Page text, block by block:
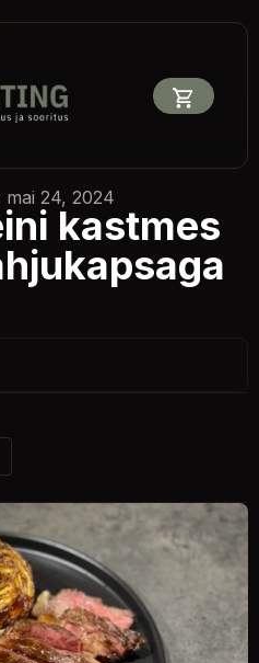
mai 24, 2024
kastmes